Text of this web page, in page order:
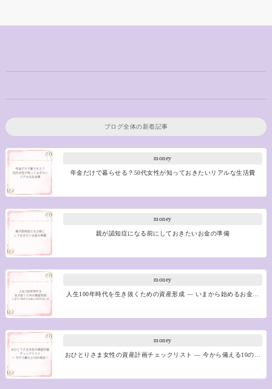
ブログ全体の新着記事
money
年金だけで暮らせる？50代女性が知っておきたいリアルな生活費
money
親が認知症になる前にしておきたいお金の準備
money
人生100年時代を生き抜くための資産形成 ― いまから始めるお金…
money
おひとりさま女性の資産計画チェックリスト ― 今から備える10の…